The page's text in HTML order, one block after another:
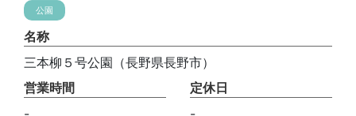
公園
名称
三本柳５号公園（長野県長野市）
営業時間
定休日